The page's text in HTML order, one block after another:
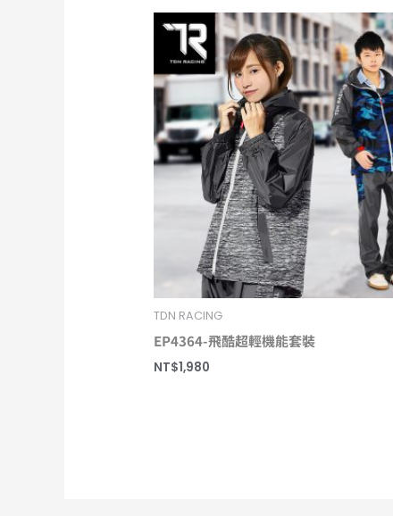
TDN RACING
EP4364-飛酷超輕機能套裝
NT$1,980